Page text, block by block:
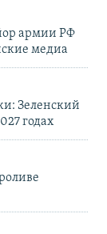
армии РФ
медиа
Зеленский
годах